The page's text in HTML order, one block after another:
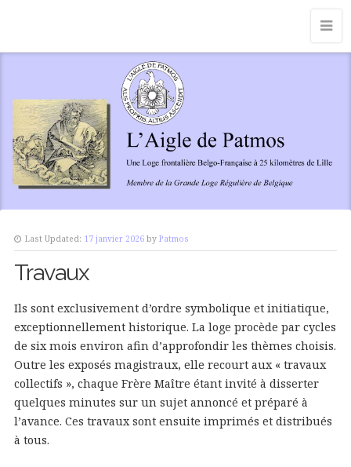
Last Updated: 17 janvier 2026 by Patmos
Travaux
Ils sont exclusivement d’ordre symbolique et initiatique,
exceptionnellement historique. La loge procède par cycles
de six mois environ afin d’approfondir les thèmes choisis.
Outre les exposés magistraux, elle recourt aux « travaux
collectifs », chaque Frère Maître étant invité à disserter
quelques minutes sur un sujet annoncé et préparé à
l’avance. Ces travaux sont ensuite imprimés et distribués
à tous.